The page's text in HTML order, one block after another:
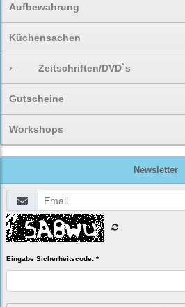
Aufbewahrung
Küchensachen
› Zeitschriften/DVD`s
Gutscheine
Workshops
Newsletter
Eingabe Sicherheitscode: *